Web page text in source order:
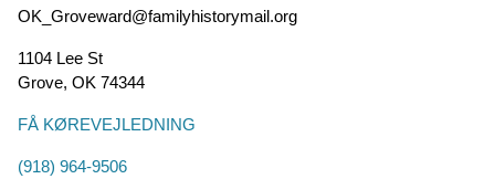
OK_Groveward@familyhistorymail.org
1104 Lee St
Grove, OK 74344
FÅ KØREVEJLEDNING
(918) 964-9506